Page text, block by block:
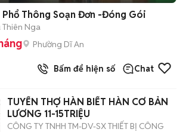
Tuyển Lao Động Phổ Thông Soạn Đơn -Đóng Gói
Thiên Nga
Phường Dĩ An
Bấm để hiện số Chat
TUYỂN THỢ HÀN BIẾT HÀN CƠ BẢN
LƯƠNG 11-15TRIỆU
CÔNG TY TNHH TM-DV-SX THIẾT BỊ CÔNG